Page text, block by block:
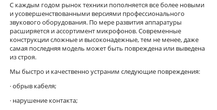
C каждым годом рынок техники пополняется все более новыми
и усовершенствованными версиями профессионального
звукового оборудования. По мере развития аппаратуры
расширяется и ассортимент микрофонов. Современные
конструкции сложные и высоконадежные, тем не менее, даже
самая последняя модель может быть повреждена или выведена
из строя.
Мы быстро и качественно устраним следующие повреждения:
· обрыв кабеля;
· нарушение контакта;